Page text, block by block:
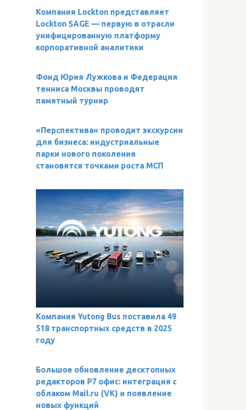
Компания Lockton представляет
Lockton SAGE — первую в отрасли
унифицированную платформу
корпоративной аналитики
Фонд Юрия Лужкова и Федерация
тенниса Москвы проводят
памятный турнир
«Перспектива» проводит экскурсии
для бизнеса: индустриальные
парки нового поколения
становятся точками роста МСП
Компания Yutong Bus поставила 49
518 транспортных средств в 2025
году
Большое обновление десктопных
редакторов Р7 офис: интеграция с
облаком Mail.ru (VK) и появление
новых функций